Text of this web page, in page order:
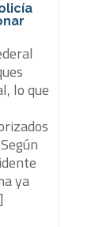
lo que
ya